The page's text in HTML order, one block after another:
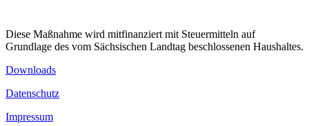
Diese Maßnahme wird mitfinanziert mit Steuermitteln auf
Grundlage des vom Sächsischen Landtag beschlossenen Haushaltes.
Downloads
Datenschutz
Impressum